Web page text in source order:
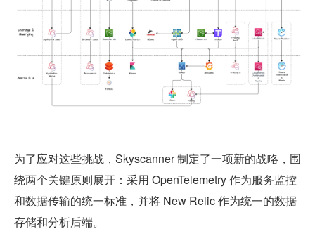
为了应对这些挑战，Skyscanner 制定了一项新的战略，围
绕两个关键原则展开：采用 OpenTelemetry 作为服务监控
和数据传输的统一标准，并将 New Relic 作为统一的数据
存储和分析后端。